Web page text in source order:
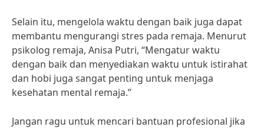
Selain itu, mengelola waktu dengan baik juga dapat
membantu mengurangi stres pada remaja. Menurut
psikolog remaja, Anisa Putri, “Mengatur waktu
dengan baik dan menyediakan waktu untuk istirahat
dan hobi juga sangat penting untuk menjaga
kesehatan mental remaja.”
Jangan ragu untuk mencari bantuan profesional jika